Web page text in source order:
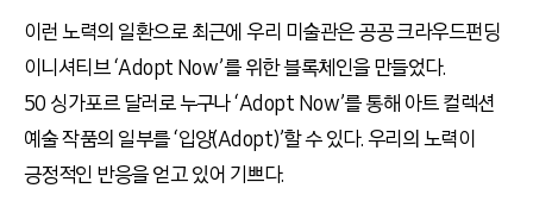
이런 노력의 일환으로 최근에 우리 미술관은 공공 크라우드펀딩
이니셔티브‘Adopt Now’를 위한 블록체인을 만들었다.
50 싱가포르 달러로 누구나‘Adopt Now’를 통해 아트 컬렉션
예술 작품의 일부를‘입양(Adopt)’할 수 있다.우리의 노력이
긍정적인 반응을 얻고 있어 기쁘다.